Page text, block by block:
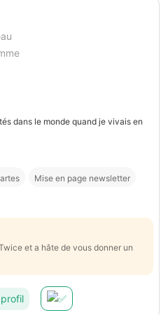
dans le monde quand je vivais en
Mise en page newsletter
et a hâte de vous donner un